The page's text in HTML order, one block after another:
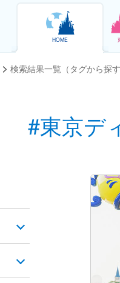
HOME
検索結果一覧（タグから探す
#東京デ